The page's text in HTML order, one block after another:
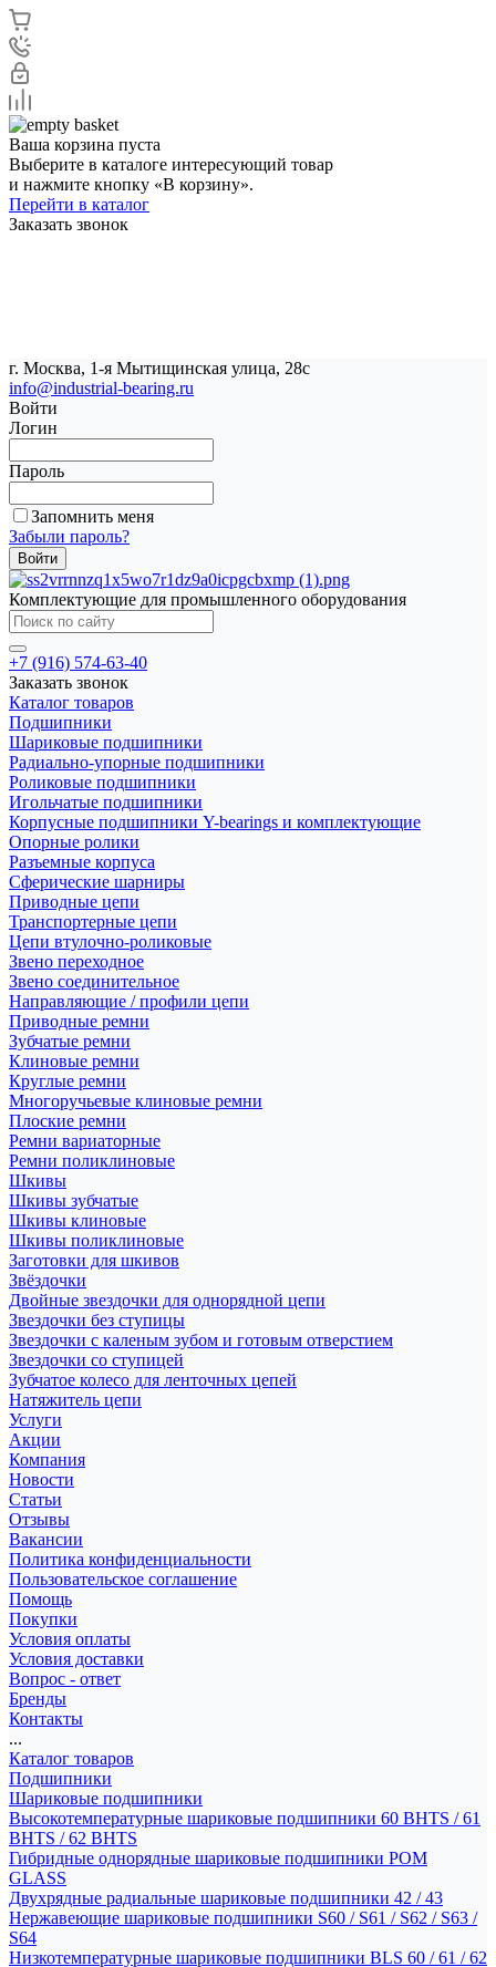
Ваша корзина пуста
Выберите в каталоге интересующий товар
и нажмите кнопку «В корзину».
Перейти в каталог
Заказать звонок
г. Москва, 1-я Мытищинская улица, 28с
info@industrial-bearing.ru
Войти
Логин
Пароль
Запомнить меня
Забыли пароль?
Комплектующие для промышленного оборудования
+7 (916) 574-63-40
Заказать звонок
Каталог товаров
Подшипники
Шариковые подшипники
Радиально-упорные подшипники
Роликовые подшипники
Игольчатые подшипники
Корпусные подшипники Y-bearings и комплектующие
Опорные ролики
Разъемные корпуса
Сферические шарниры
Приводные цепи
Транспортерные цепи
Цепи втулочно-роликовые
Звено переходное
Звено соединительное
Направляющие / профили цепи
Приводные ремни
Зубчатые ремни
Клиновые ремни
Круглые ремни
Многоручьевые клиновые ремни
Плоские ремни
Ремни вариаторные
Ремни поликлиновые
Шкивы
Шкивы зубчатые
Шкивы клиновые
Шкивы поликлиновые
Заготовки для шкивов
Звёздочки
Двойные звездочки для однорядной цепи
Звездочки без ступицы
Звездочки с каленым зубом и готовым отверстием
Звездочки со ступицей
Зубчатое колесо для ленточных цепей
Натяжитель цепи
Услуги
Акции
Компания
Новости
Статьи
Отзывы
Вакансии
Политика конфиденциальности
Пользовательское соглашение
Помощь
Покупки
Условия оплаты
Условия доставки
Вопрос - ответ
Бренды
Контакты
...
Каталог товаров
Подшипники
Шариковые подшипники
Высокотемпературные шариковые подшипники 60 BHTS / 61
BHTS / 62 BHTS
Гибридные однорядные шариковые подшипники POM
GLASS
Двухрядные радиальные шариковые подшипники 42 / 43
Нержавеющие шариковые подшипники S60 / S61 / S62 / S63 /
S64
Низкотемпературные шариковые подшипники BLS 60 / 61 / 62